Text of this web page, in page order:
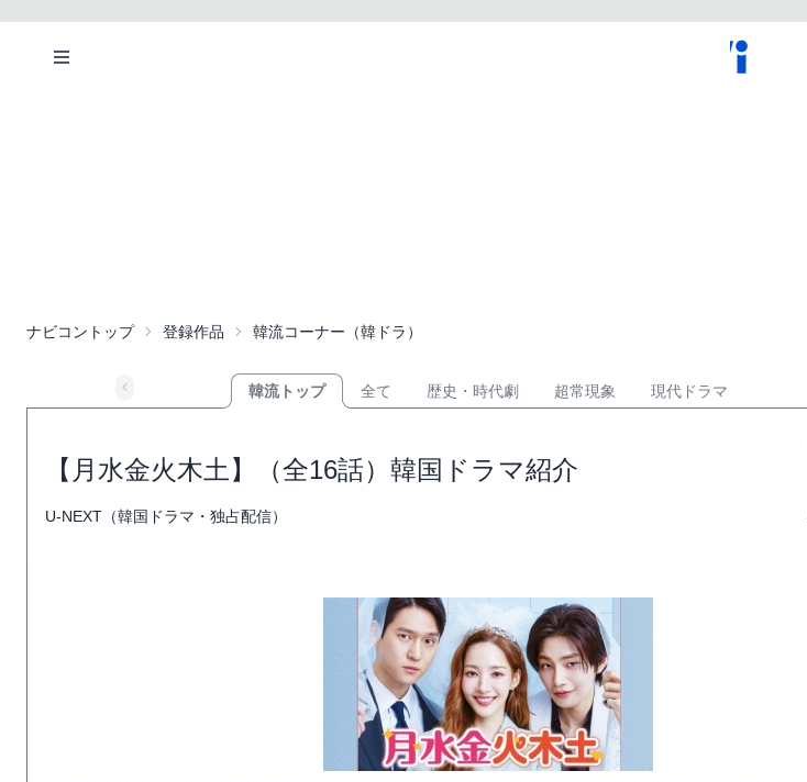
ナビコントップ 登録作品 韓流コーナー（韓ドラ）
韓流トップ 全て 歴史・時代劇 超常現象 現代ドラマ
【月水金火木土】（全16話）韓国ドラマ紹介
U-NEXT（韓国ドラマ・独占配信）